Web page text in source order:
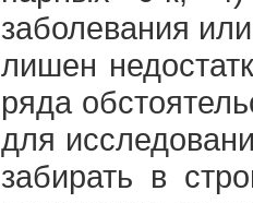
заболевания
лишен
ряда
для
забирать в